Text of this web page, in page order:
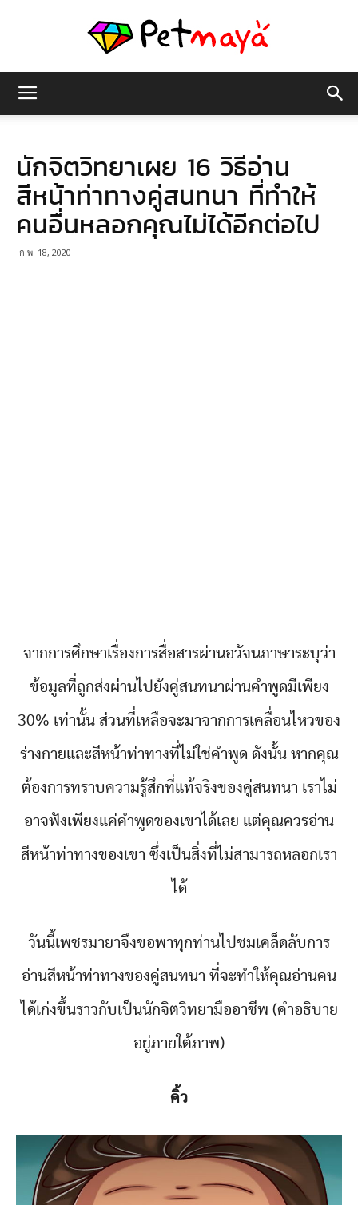
มายา
นักจิตวิทยาเผย 16 วิธีอ่าน
สีหน้าท่าทางคู่สนทนา ที่ทำให้
คนอื่นหลอกคุณไม่ได้อีกต่อไป
ก.พ. 18, 2020
จากการศึกษาเรื่องการสื่อสารผ่านอวัจนภาษาระบุว่า
ข้อมูลที่ถูกส่งผ่านไปยังคู่สนทนาผ่านคำพูดมีเพียง
30% เท่านั้น ส่วนที่เหลือจะมาจากการเคลื่อนไหวของ
ร่างกายและสีหน้าท่าทางที่ไม่ใช่คำพูด ดังนั้น หากคุณ
ต้องการทราบความรู้สึกที่แท้จริงของคู่สนทนา เราไม่
อาจฟังเพียงแค่คำพูดของเขาได้เลย แต่คุณควรอ่าน
สีหน้าท่าทางของเขา ซึ่งเป็นสิ่งที่ไม่สามารถหลอกเรา
ได้
วันนี้เพชรมายาจึงขอพาทุกท่านไปชมเคล็ดลับการ
อ่านสีหน้าท่าทางของคู่สนทนา ที่จะทำให้คุณอ่านคน
ได้เก่งขึ้นราวกับเป็นนักจิตวิทยามืออาชีพ (คำอธิบาย
อยู่ภายใต้ภาพ)
คิ้ว